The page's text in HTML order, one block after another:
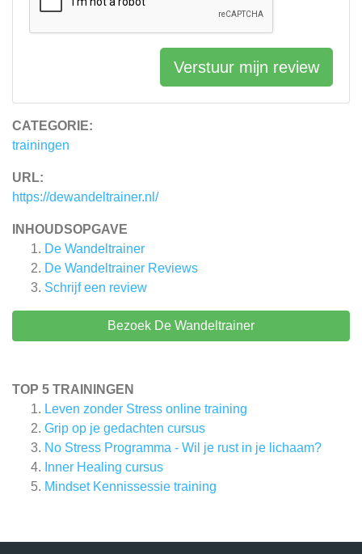
CATEGORIE:
trainingen
URL:
https://dewandeltrainer.nl/
INHOUDSOPGAVE
De Wandeltrainer
De Wandeltrainer Reviews
Schrijf een review
Bezoek De Wandeltrainer
TOP 5 TRAININGEN
Leven zonder Stress online training
Grip op je gedachten cursus
No Stress Programma - Wil je rust in je lichaam?
Inner Healing cursus
Mindset Kennissessie training
Verstuur mijn review